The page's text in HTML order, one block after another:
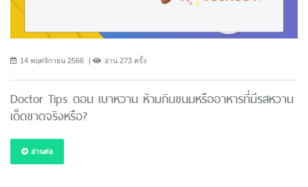
14 พฤศจิกายน 2566 อ่าน 273 ครั้ง
Doctor Tips ตอน เบาหวาน ห้ามกินขนมหรืออาหารที่มีรสหวาน
เด็ดขาดจริงหรือ?
อ่านต่อ